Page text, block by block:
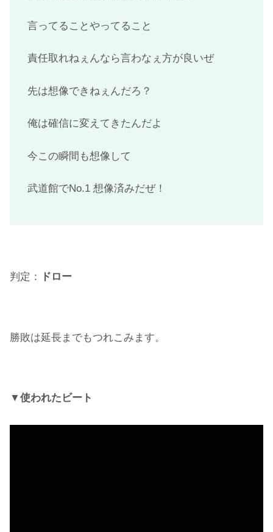
言ってることやってること
責任取れねぇんなら言わなぇ方が良いぜ
先は想像できねぇんだろ？
俺は確信に変えてきたんだよ
今この瞬間も想像して
武道館でNo.1 想像済みだぜ！
判定： ドロー
勝敗は延長までもつれこみます。
▼使われたビート